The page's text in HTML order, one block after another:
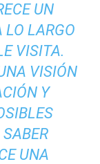
UN
LO LARGO
VISITA.
VISIÓN
Y
UNA